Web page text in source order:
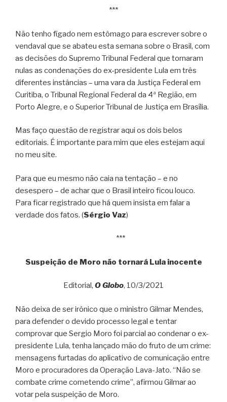
***
Não tenho fígado nem estômago para escrever sobre o
vendaval que se abateu esta semana sobre o Brasil, com
as decisões do Supremo Tribunal Federal que tornaram
nulas as condenações do ex-presidente Lula em três
diferentes instâncias – uma vara da Justiça Federal em
Curitiba, o Tribunal Regional Federal da 4ª Região, em
Porto Alegre, e o Superior Tribunal de Justiça em Brasília.
Mas faço questão de registrar aqui os dois belos
editoriais. É importante para mim que eles estejam aqui
no meu site.
Para que eu mesmo não caia na tentação – e no
desespero – de achar que o Brasil inteiro ficou louco.
Para ficar registrado que há quem insista em falar a
verdade dos fatos. (Sérgio Vaz)
***
Suspeição de Moro não tornará Lula inocente
Editorial, O Globo, 10/3/2021
Não deixa de ser irônico que o ministro Gilmar Mendes,
para defender o devido processo legal e tentar
comprovar que Sergio Moro foi parcial ao condenar o ex-
presidente Lula, tenha lançado mão do fruto de um crime:
mensagens furtadas do aplicativo de comunicação entre
Moro e procuradores da Operação Lava-Jato. “Não se
combate crime cometendo crime”, afirmou Gilmar ao
votar pela suspeição de Moro.